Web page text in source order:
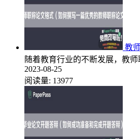
教
随着教育行业的不断发展，教
2023-08-25
阅读量: 13977